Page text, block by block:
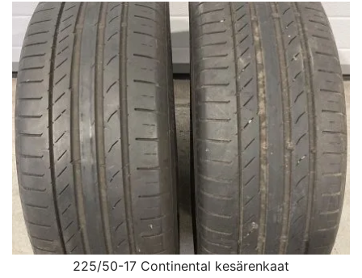
oli:
50,00 €.
on:
20,00 €.
225/50-17 Continental kesärenkaat